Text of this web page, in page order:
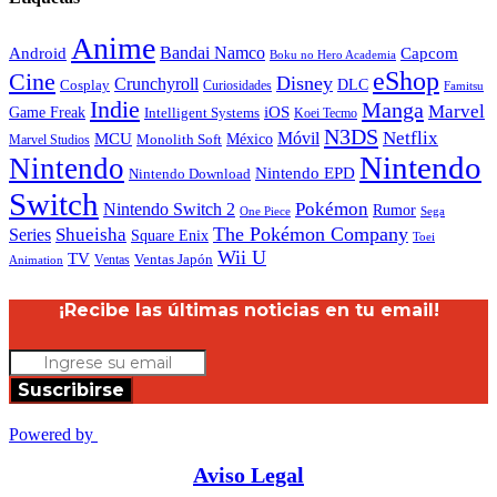
Android Anime Bandai Namco Boku no Hero Academia Capcom
Cine Cosplay Crunchyroll Curiosidades Disney DLC eShop Famitsu
Game Freak Indie Intelligent Systems iOS Koei Tecmo Manga Marvel
Marvel Studios MCU Monolith Soft México Móvil N3DS Netflix
Nintendo Nintendo Download Nintendo EPD Nintendo
Switch Nintendo Switch 2 One Piece Pokémon Rumor Sega
Series Shueisha Square Enix The Pokémon Company Toei
Animation TV Ventas Ventas Japón Wii U
¡Recibe las últimas noticias en tu email!
Suscribirse
Powered by
Aviso Legal